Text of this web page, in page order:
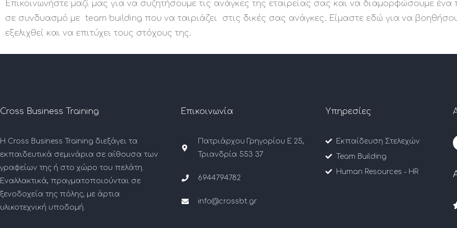
Επικοινωνήστε μαζί μας για να συζητήσουμε τις ανάγκες της εταιρείας σας και να διαμορφώσουμε
σε συνδυασμό με team building που να ταιριάζει στις δικές σας ανάγκες. Είμαστε εδώ για να
εξελιχθεί και να επιτύχει τους στόχους της.
Cross Business Training
Η Cross Business Training διεξάγει τα
εκπαιδευτικά σεμινάρια σε αίθουσα των
γραφείων της ή στο χώρο του πελάτη.
Εναλλακτικά, πραγματοποιούνται σε
ξενοδοχεία της πόλης, με άρτια
υλικοτεχνική υποδομή.
Επικοινωνία
Πατριάρχου Γρηγορίου Ε 25,
Τριανδρία 553 37
6944794782
info@crossbt.gr
Υπηρεσίες
Εκπαίδευση Στελεχών
Team Building
Human Resources - HR